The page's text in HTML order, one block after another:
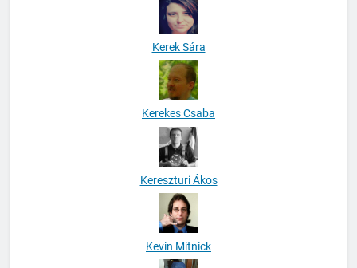
Kerek Sára
Kerekes Csaba
Kereszturi Ákos
Kevin Mitnick